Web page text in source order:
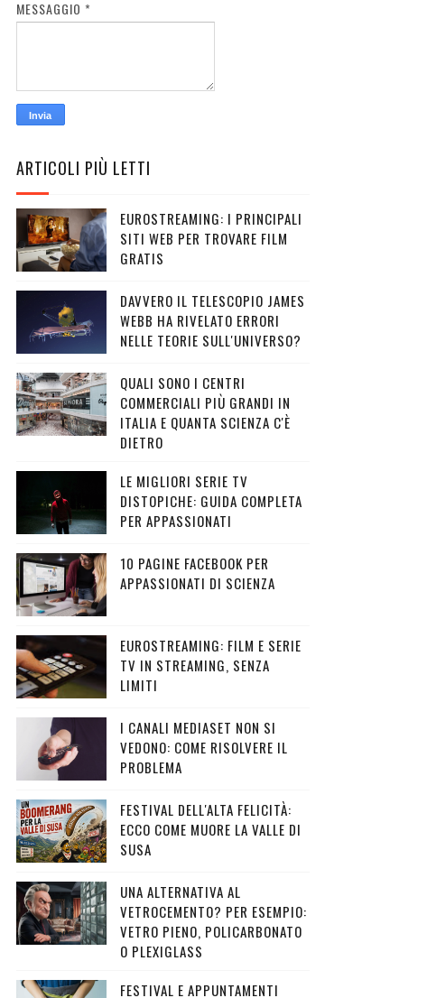
MESSAGGIO *
ARTICOLI PIÙ LETTI
EUROSTREAMING: I PRINCIPALI
SITI WEB PER TROVARE FILM
GRATIS
DAVVERO IL TELESCOPIO JAMES
WEBB HA RIVELATO ERRORI
NELLE TEORIE SULL'UNIVERSO?
QUALI SONO I CENTRI
COMMERCIALI PIÙ GRANDI IN
ITALIA E QUANTA SCIENZA C'È
DIETRO
LE MIGLIORI SERIE TV
DISTOPICHE: GUIDA COMPLETA
PER APPASSIONATI
10 PAGINE FACEBOOK PER
APPASSIONATI DI SCIENZA
EUROSTREAMING: FILM E SERIE
TV IN STREAMING, SENZA
LIMITI
I CANALI MEDIASET NON SI
VEDONO: COME RISOLVERE IL
PROBLEMA
FESTIVAL DELL'ALTA FELICITÀ:
ECCO COME MUORE LA VALLE DI
SUSA
UNA ALTERNATIVA AL
VETROCEMENTO? PER ESEMPIO:
VETRO PIENO, POLICARBONATO
O PLEXIGLASS
FESTIVAL E APPUNTAMENTI